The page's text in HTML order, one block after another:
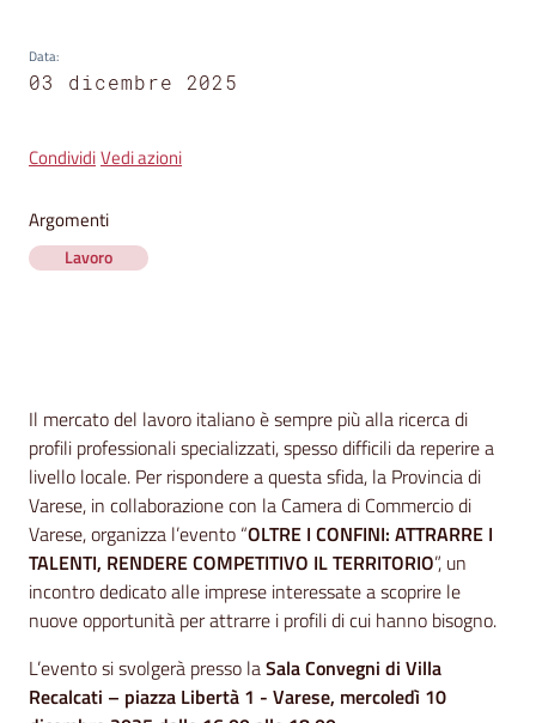
su
Data:
03 dicembre 2025
CondividiVedi azioni
Argomenti
Lavoro
Contenuto
Il mercato del lavoro italiano è sempre più alla ricerca di
profili professionali specializzati, spesso difficili da reperire a
livello locale. Per rispondere a questa sfida, la Provincia di
Varese, in collaborazione con la Camera di Commercio di
Varese, organizza l’evento “OLTRE I CONFINI: ATTRARRE I
TALENTI, RENDERE COMPETITIVO IL TERRITORIO”, un
incontro dedicato alle imprese interessate a scoprire le
nuove opportunità per attrarre i profili di cui hanno bisogno.
L’evento si svolgerà presso laSala Convegni di Villa
Recalcati – piazza Libertà 1 - Varese, mercoledì 10